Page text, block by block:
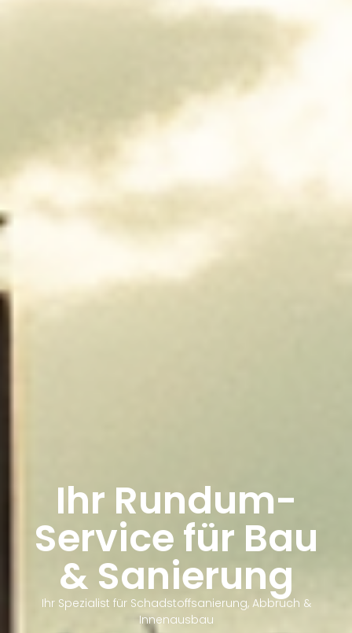
Ihr Rundum-
Service für Bau
& Sanierung
Ihr Spezialist für Schadstoffsanierung, Abbruch &
Innenausbau